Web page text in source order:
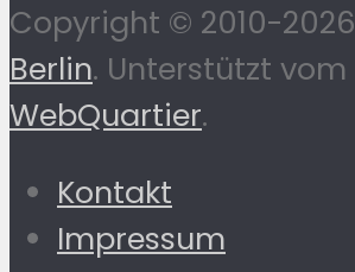
Copyright © 2010-2026
Berlin. Unterstützt vom
WebQuartier.
Kontakt
Impressum